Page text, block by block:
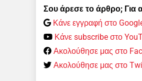
Σου άρεσε το άρθρο; Για
Κάνε εγγραφή στο
Κάνε subscribe στο
Ακολούθησε μας στο
Ακολούθησε μας στο